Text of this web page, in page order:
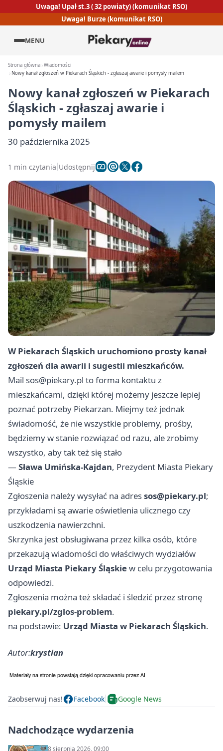
Uwaga! Upał st.3 ( 32 powiaty) (komunikat RSO)
Uwaga! Burze (komunikat RSO)
MENU
Strona główna Wiadomości
Nowy kanał zgłoszeń w Piekarach Śląskich - zgłaszaj awarie i pomysły mailem
Nowy kanał zgłoszeń w Piekarach
Śląskich - zgłaszaj awarie i
pomysły mailem
30 października 2025
1 min czytania Udostępnij
W Piekarach Śląskich uruchomiono prosty kanał
zgłoszeń dla awarii i sugestii mieszkańców.
Mail sos@piekary.pl to forma kontaktu z
mieszkańcami, dzięki której możemy jeszcze lepiej
poznać potrzeby Piekarzan. Miejmy też jednak
świadomość, że nie wszystkie problemy, prośby,
będziemy w stanie rozwiązać od razu, ale zrobimy
wszystko, aby tak też się stało
— Sława Umińska-Kajdan, Prezydent Miasta Piekary
Śląskie
Zgłoszenia należy wysyłać na adressos@piekary.pl;
przykładami są awarie oświetlenia ulicznego czy
uszkodzenia nawierzchni.
Skrzynka jest obsługiwana przez kilka osób, które
przekazują wiadomości do właściwych wydziałów
Urząd Miasta Piekary Śląskiew celu przygotowania
odpowiedzi.
Zgłoszenia można też składać i śledzić przez stronę
piekary.pl/zglos-problem.
na podstawie: Urząd Miasta w Piekarach Śląskich.
Autor:krystian
Zaobserwuj nas! Facebook Google News
Nadchodzące wydarzenia
8 sierpnia 2026, 09:00